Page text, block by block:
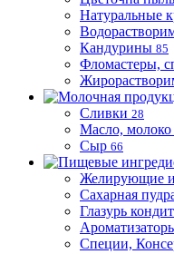
Натуральные
Кандурины 85
Фломастеры,
Сливки 28
Масло, молоко
Сыр 66
Желирующие и
Сахарная
Глазурь
Специи,